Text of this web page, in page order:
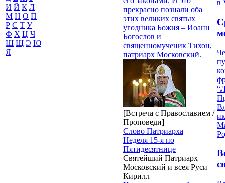
И Й К Л
М Н О П
Р С Т У
Ф Х Ц Ч
Ш Щ Э Ю
Я
прекрасно познали оба
этих великих святых
угодника Божия – Иоанн
Богослов и
священномученик Тихон,
патриарх Московский.
[Встреча с Православием /
Проповеди]
Слово Патриарха
Неделя 15-я по
Пятидесятнице
Святейший Патриарх
Московский и всея Руси
Кирилл
в